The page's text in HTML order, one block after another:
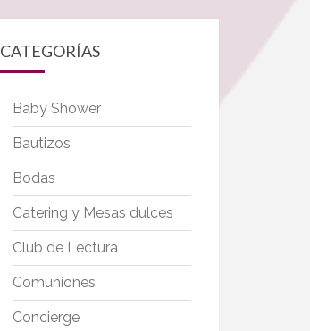
CATEGORÍAS
Baby Shower
Bautizos
Bodas
Catering y Mesas dulces
Club de Lectura
Comuniones
Concierge